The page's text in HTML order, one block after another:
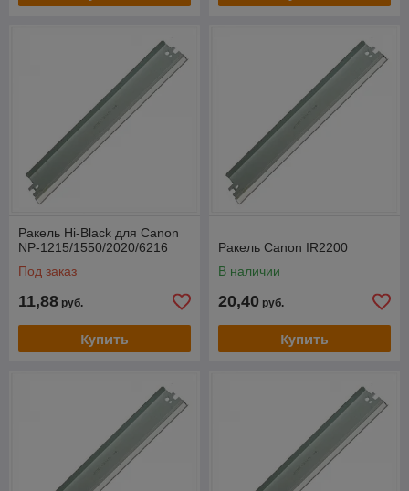
Ракель Hi-Black для Canon
NP-1215/1550/2020/6216
Под заказ
11,88 руб.
Купить
Ракель Canon IR2200
В наличии
20,40 руб.
Купить